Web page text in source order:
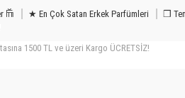
𐙏 ★ En Çok Satan Erkek Parfümleri
❒
1500 TL ve üzeri Kargo ÜCRETSİZ!